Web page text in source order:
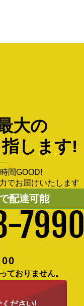
大の
します!
間GOOD!
でお届けいたします
配達可能
7990
ておりません。
ください!